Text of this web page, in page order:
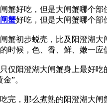
蟹好吃，但是大闸蟹哪个
蟹好吃，但是大闸蟹哪个部
初步蜕壳，比及阳澄湖
候，色、香、鲜、嫩一应
阳澄湖大闸蟹身上最好
”。
，那么煮熟的阳澄湖大